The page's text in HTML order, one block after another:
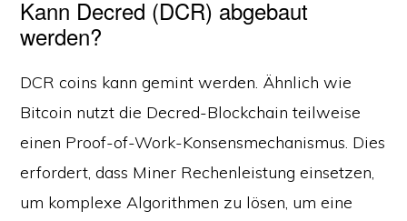
Kann Decred (DCR) abgebaut
werden?
DCR coins kann gemint werden. Ähnlich wie
Bitcoin nutzt die Decred-Blockchain teilweise
einen Proof-of-Work-Konsensmechanismus. Dies
erfordert, dass Miner Rechenleistung einsetzen,
um komplexe Algorithmen zu lösen, um eine